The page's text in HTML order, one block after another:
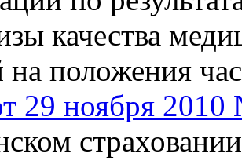
качества
на положения
29 ноября